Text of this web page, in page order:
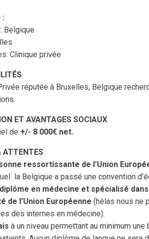
:
Belgique
Clinique privée
réputée à Bruxelles, Belgique
ET AVANTAGES SOCIAUX
de +/- 8 000€ net.
ATTENTES
ressortissante de l’Union
la Belgique a passé une convention
en médecine et spécialisé
de l’Union Européenne (hélas nous ne
des internes en médecine).
à un niveau permettant au minimum